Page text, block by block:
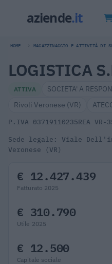
HOME MAGAZZINAGGIO E ATTIVITÀ DI
LOGISTICA
ATTIVA
SOCIETA' A
Rivoli Veronese (VR)
P.IVA 03719110235REA VR-
Sede legale: Viale
Veronese (VR)
€ 12.427.439
Fatturato 2025
€ 310.790
Utile 2025
€ 12.500
Capitale sociale